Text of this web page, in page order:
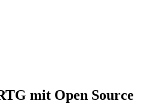
mit Open Source